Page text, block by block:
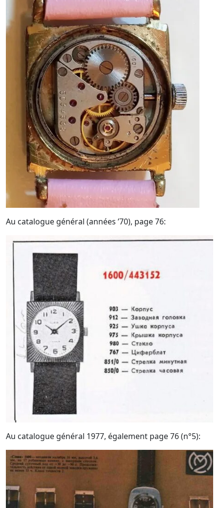
Au catalogue général (années ’70), page 76:
Au catalogue général 1977, également page 76 (n°5):